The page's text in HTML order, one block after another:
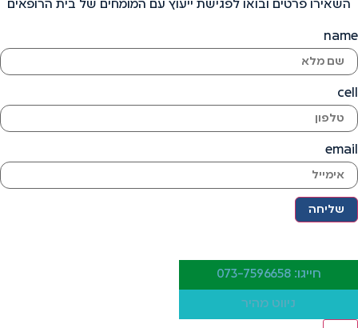
השאירו פרטים ובואו לפגישת ייעוץ עם המומחים של בית הרופאים
name
cell
email
שליחה
חייגו: 073-7596658
ניווט מהיר